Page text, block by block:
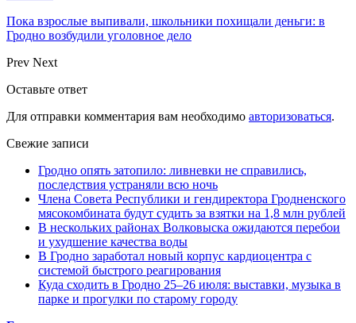
Пока взрослые выпивали, школьники похищали деньги: в
Гродно возбудили уголовное дело
Prev Next
Оставьте ответ
Для отправки комментария вам необходимо авторизоваться.
Свежие записи
Гродно опять затопило: ливневки не справились,
последствия устраняли всю ночь
Члена Совета Республики и гендиректора Гродненского
мясокомбината будут судить за взятки на 1,8 млн рублей
В нескольких районах Волковыска ожидаются перебои
и ухудшение качества воды
В Гродно заработал новый корпус кардиоцентра с
системой быстрого реагирования
Куда сходить в Гродно 25–26 июля: выставки, музыка в
парке и прогулки по старому городу